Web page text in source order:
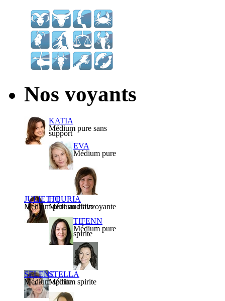
Nos voyants
KATIA
Médium pure sans
support
EVA
Médium pure
JULIETTE
Médium pure auditive
HOURIA
Médium clairvoyante
TIFENN
Médium pure
spirite
SELENE
Médium spirite
STELLA
Médium spirite